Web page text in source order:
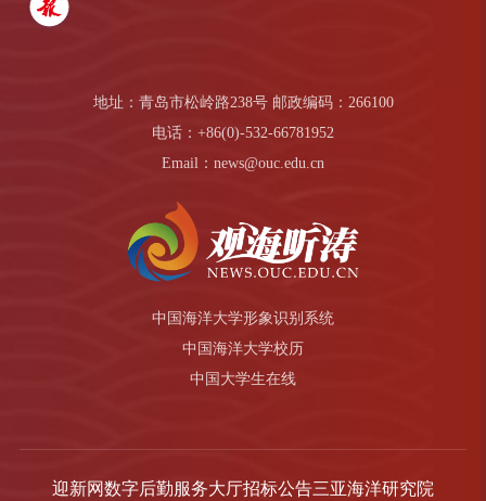
地址：青岛市松岭路238号 邮政编码：266100
电话：+86(0)-532-66781952
Email：news@ouc.edu.cn
中国海洋大学形象识别系统
中国海洋大学校历
中国大学生在线
迎新网数字后勤服务大厅招标公告三亚海洋研究院